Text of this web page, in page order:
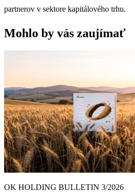
partnerov v sektore kapitálového trhu.
Mohlo by vás zaujímať
OK HOLDING BULLETIN 3/2026